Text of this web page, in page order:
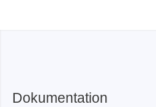
Dokumentation